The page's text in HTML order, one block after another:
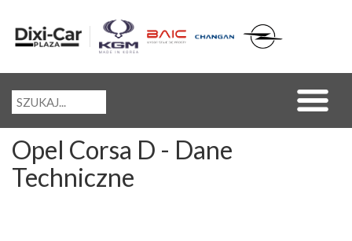
Opel Corsa D - Dane
Techniczne